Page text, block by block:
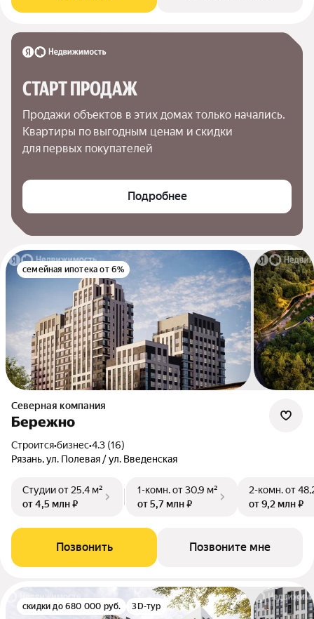
СТАРТ ПРОДАЖ
Продажи объектов в этих домах только начались.
Квартиры по выгодным ценам и скидки
для первых покупателей
Подробнее
семейная ипотека от 6%
Северная компания
Бережно
Строится•бизнес•4.3 (16)
Рязань, ул. Полевая / ул. Введенская
Студииот 25,4 м²
от 4,5 млн ₽
1-комн.от 30,9 м²
от 5,7 млн ₽
2-комн.от
от 9,2 млн ₽
Позвонить Позвоните мне
скидки до 680 000 руб. 3D-тур